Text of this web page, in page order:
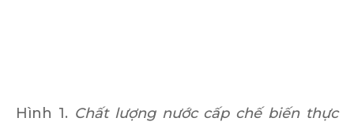
Hình 1. Chất lượng nước cấp chế biến thực